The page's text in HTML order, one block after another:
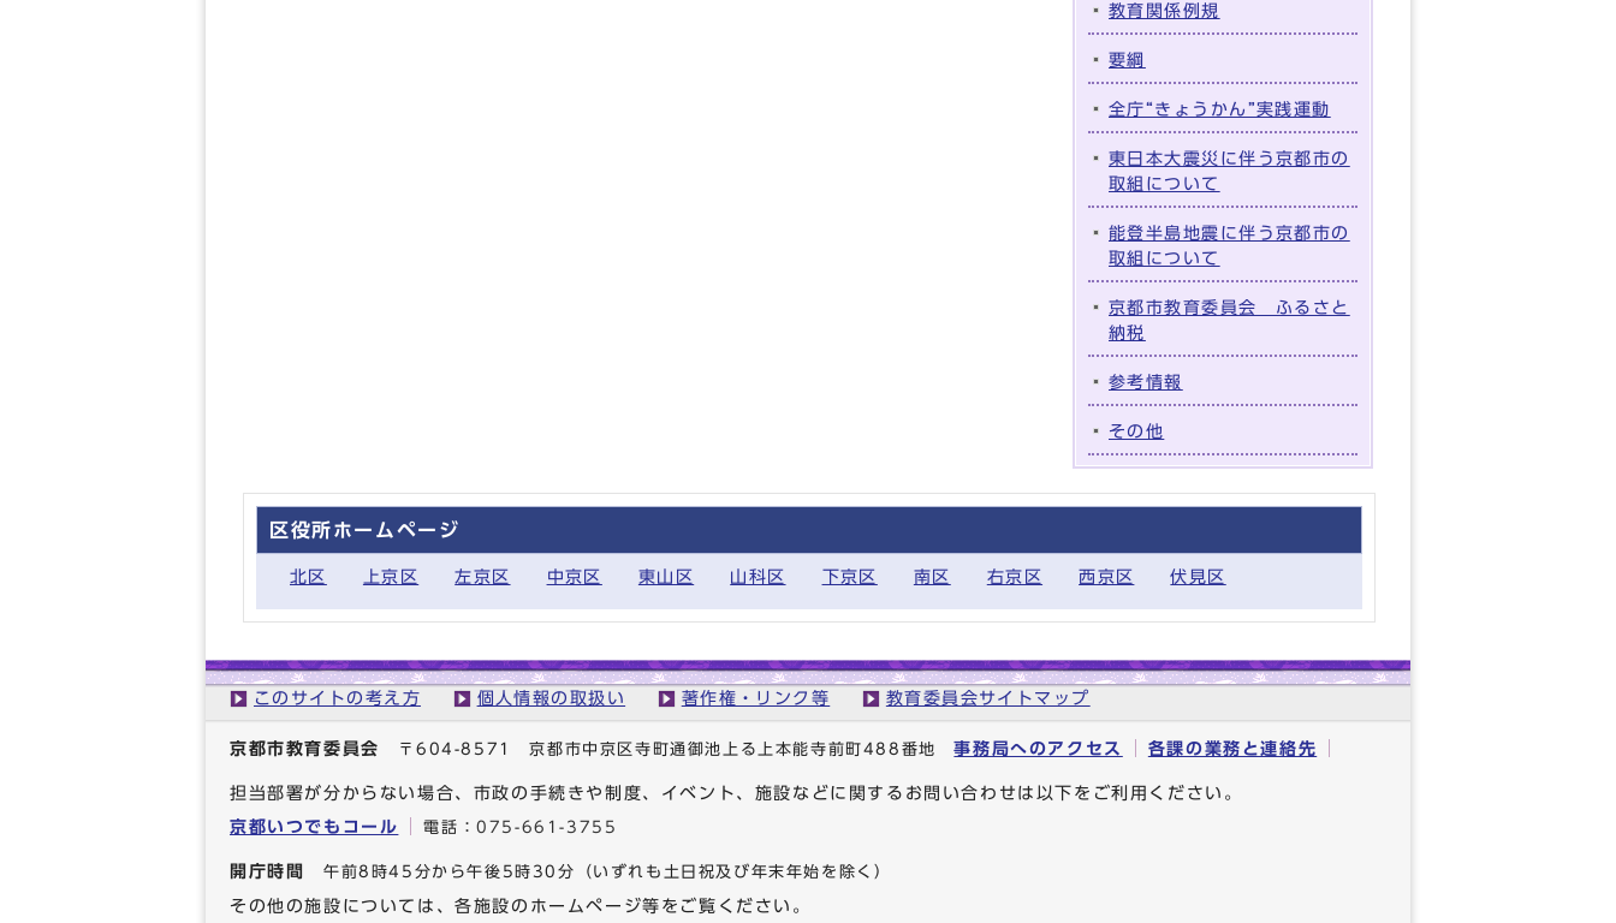
教育関係例規
要綱
全庁“きょうかん”実践運動
東日本大震災に伴う京都市の
取組について
能登半島地震に伴う京都市の
取組について
京都市教育委員会 ふるさと
納税
参考情報
その他
区役所ホームページ
北区 上京区 左京区 中京区 東山区 山科区 下京区 南区 右京区 西京区 伏見区
このサイトの考え方 個人情報の取扱い 著作権・リンク等 教育委員会サイトマップ
京都市教育委員会 〒604-8571 京都市中京区寺町通御池上る上本能寺前町488番地事務局へのアクセス 各課の業務と連絡先
担当部署が分からない場合、市政の手続きや制度、イベント、施設などに関するお問い合わせは以下をご利用ください。
京都いつでもコール
電話：075-661-3755
開庁時間 午前8時45分から午後5時30分 （いずれも土日祝及び年末年始を除く）
その他の施設については、各施設のホームページ等をご覧ください。